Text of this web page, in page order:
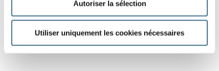
Autoriser la sélection
Utiliser uniquement les cookies nécessaires